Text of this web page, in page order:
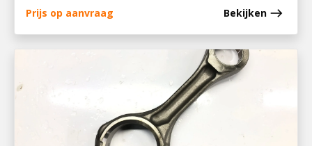
Prijs op aanvraag Bekijken east